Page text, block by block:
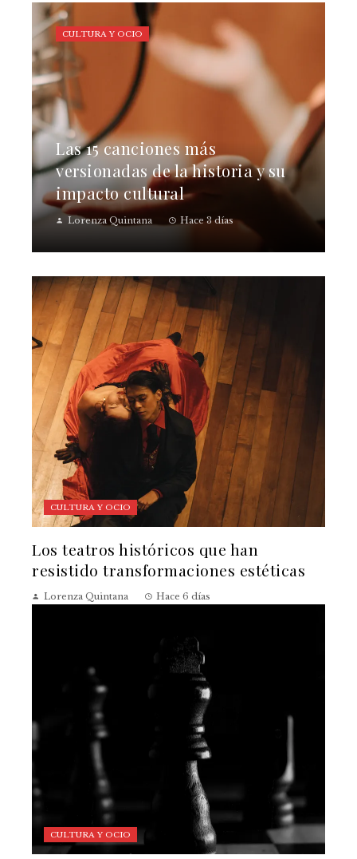
Las 15 canciones más
versionadas de la historia y su
impacto cultural
Lorenza Quintana Hace 3 días
CULTURA Y OCIO
CULTURA Y OCIO
Los teatros históricos que han
resistido transformaciones estéticas
Lorenza Quintana Hace 6 días
CULTURA Y OCIO